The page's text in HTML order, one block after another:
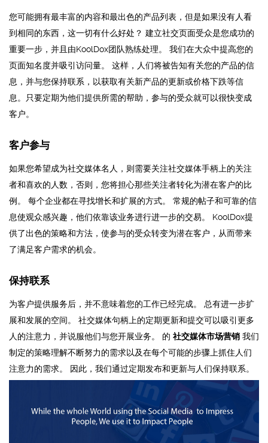
您可能拥有最丰富的内容和最出色的产品列表，但是如果没有人看
到相同的东西，这一切有什么好处？ 建立社交页面受众是您成功的
重要一步，并且由KoolDox团队熟练处理。 我们在大众中提高您的
页面知名度并吸引访问量。 这样，人们将被告知有关您的产品的信
息，并与您保持联系，以获取有关新产品的更新或价格下跌等信
息。只要定期为他们提供所需的帮助，参与的受众就可以很快变成
客户。
客户参与
如果您希望成为社交媒体名人，则需要关注社交媒体手柄上的关注
者和喜欢的人数，否则，您将担心那些关注者转化为潜在客户的比
例。 每个企业都在寻找增长和扩展的方式。 常规的帖子和可靠的信
息使观众感兴趣，他们依靠该业务进行进一步的交易。 KoolDox提
供了出色的策略和方法，使参与的受众转变为潜在客户，从而带来
了满足客户需求的机会。
保持联系
为客户提供服务后，并不意味着您的工作已经完成。 总有进一步扩
展和发展的空间。 社交媒体句柄上的定期更新和提交可以吸引更多
人的注意力，并说服他们与您开展业务。 的 社交媒体市场营销 我们
制定的策略理解不断努力的需求以及在每个可能的步骤上抓住人们
注意力的需求。 因此，我们通过定期发布和更新与人们保持联系。